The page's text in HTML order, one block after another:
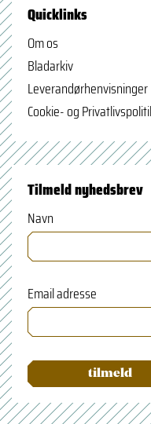
Quicklinks
Om os
Bladarkiv
Leverandørhenvisninger
Cookie- og
Tilmeld nyhedsbrev
Navn
Email adresse